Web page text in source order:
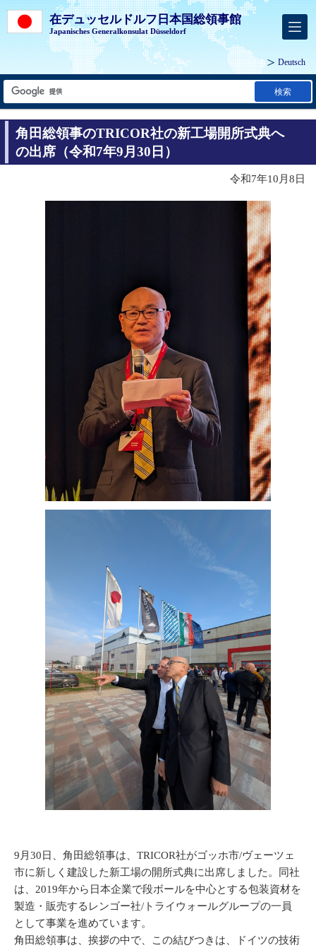
在デュッセルドルフ日本国総領事館
Japanisches Generalkonsulat Düsseldorf
Deutsch
検索
角田総領事のTRICOR社の新工場開所式典へ
の出席（令和7年9月30日）
令和7年10月8日
9月30日、角田総領事は、TRICOR社がゴッホ市/ヴェーツェ
市に新しく建設した新工場の開所式典に出席しました。同社
は、2019年から日本企業で段ボールを中心とする包装資材を
製造・販売するレンゴー社/トライウォールグループの一員
として事業を進めています。
角田総領事は、挨拶の中で、この結びつきは、ドイツの技術